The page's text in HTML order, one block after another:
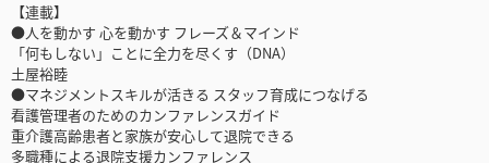
【連載】
●人を動かす 心を動かす フレーズ＆マインド
「何もしない」ことに全力を尽くす（DNA）
土屋裕睦
●マネジメントスキルが活きる スタッフ育成につなげる
看護管理者のためのカンファレンスガイド
重介護高齢患者と家族が安心して退院できる
多職種による退院支援カンファレンス